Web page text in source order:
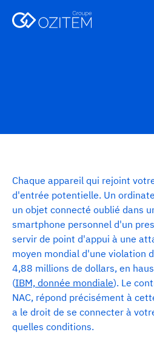
Chaque appareil qui rejoint
d'entrée potentielle. Un
un objet connecté oublié dans
smartphone personnel d'un
servir de point d'appui à une
moyen mondial d'une violation
4,88 millions de dollars, en
(IBM, donnée mondiale). Le
NAC, répond précisément à
a le droit de se connecter à
quelles conditions.